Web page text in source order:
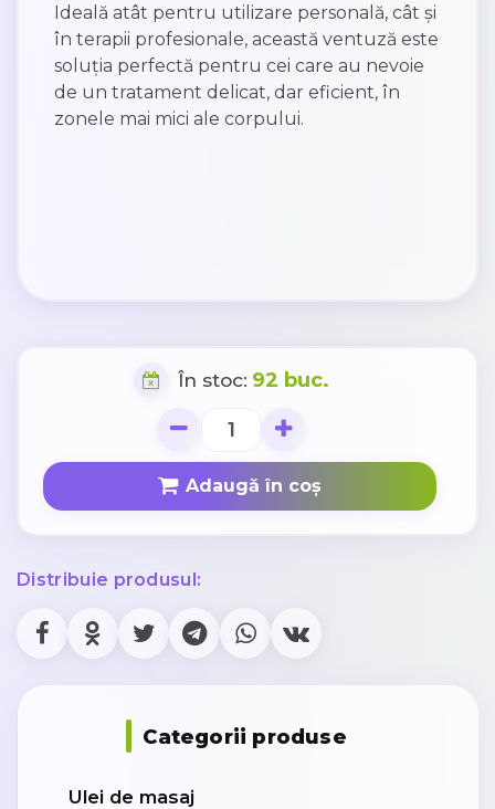
Ideală atât pentru utilizare personală, cât și
în terapii profesionale, această ventuză este
soluția perfectă pentru cei care au nevoie
de un tratament delicat, dar eficient, în
zonele mai mici ale corpului.
În stoc: 92 buc.
Adaugă în coș
Distribuie produsul:
Categorii produse
Ulei de masaj